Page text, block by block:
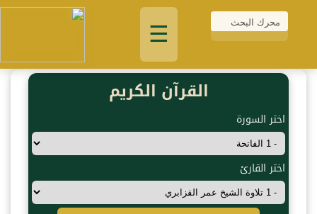
☰
القرآن الكريم
اختر السورة
اختر القارئ